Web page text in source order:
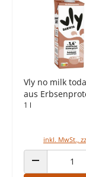
Vly no milk
aus
1 l
inkl. MwSt.,
ANZAHL